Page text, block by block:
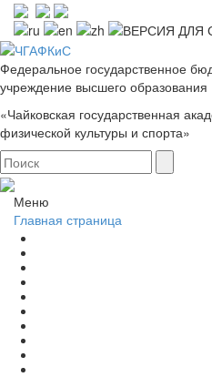
Федеральное государственное
учреждение высшего образования
«Чайковская государственная
физической культуры и спорта»
Меню
Главная страница